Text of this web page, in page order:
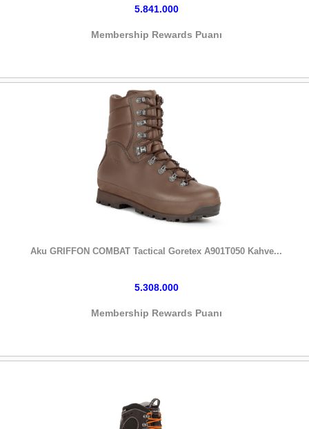
5.841.000
Membership Rewards Puanı
Aku GRIFFON COMBAT Tactical Goretex A901T050 Kahve...
5.308.000
Membership Rewards Puanı